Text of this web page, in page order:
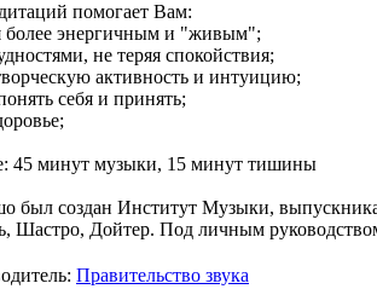
помогает Вам:
более энергичным и "живым";
не теряя спокойствия;
активность и интуицию;
себя и принять;
45 минут музыки, 15 минут тишины
был создан Институт Музыки,
Шастро, Дойтер. Под личным
Правительство звука